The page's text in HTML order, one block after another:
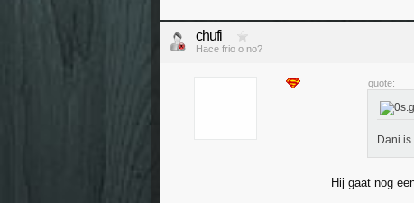
chufi
Hace frio o no?
quote:
Dani
Hij gaat nog